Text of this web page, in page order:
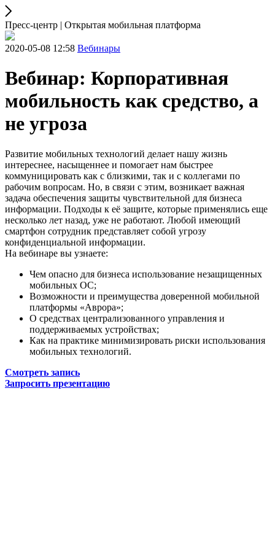
Пресс-центр | Открытая мобильная платформа
2020-05-08 12:58 Вебинары
Вебинар: Корпоративная
мобильность как средство, а
не угроза
Развитие мобильных технологий делает нашу жизнь
интереснее, насыщеннее и помогает нам быстрее
коммуницировать как с близкими, так и с коллегами по
рабочим вопросам. Но, в связи с этим, возникает важная
задача обеспечения защиты чувствительной для бизнеса
информации. Подходы к её защите, которые применялись еще
несколько лет назад, уже не работают. Любой имеющий
смартфон сотрудник представляет собой угрозу
конфиденциальной информации.
На вебинаре вы узнаете:
Чем опасно для бизнеса использование незащищенных
мобильных ОС;
Возможности и преимущества доверенной мобильной
платформы «Аврора»;
О средствах централизованного управления и
поддерживаемых устройствах;
Как на практике минимизировать риски использования
мобильных технологий.
Смотреть запись
Запросить презентацию